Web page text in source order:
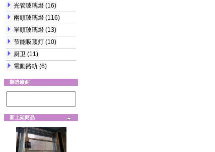
光管玻璃燈 (16)
兩頭玻璃燈 (116)
單頭玻璃燈 (13)
节能吸顶灯 (10)
厨卫 (11)
電動路軌 (6)
製造廠商
新上架商品